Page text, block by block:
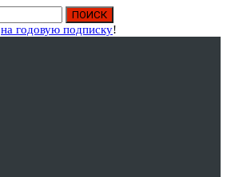
на годовую подписку!